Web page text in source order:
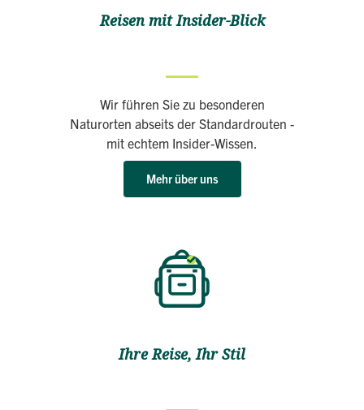
Reisen mit Insider-Blick
Wir führen Sie zu besonderen
Naturorten abseits der Standardrouten -
mit echtem Insider-Wissen.
Mehr über uns
Ihre Reise, Ihr Stil